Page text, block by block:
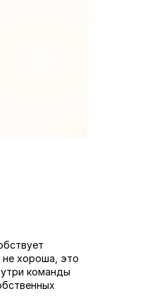
не хороша, это
команды